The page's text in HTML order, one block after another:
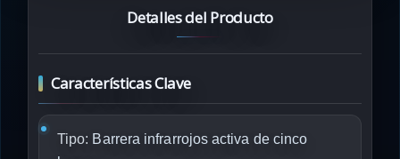
Detalles del Producto
Características Clave
Tipo: Barrera infrarrojos activa de cinco